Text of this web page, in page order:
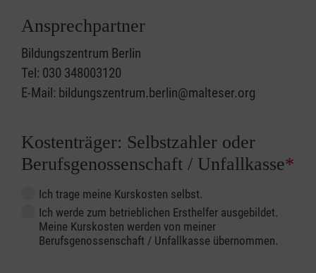
Ansprechpartner
Bildungszentrum Berlin
Tel: 030 348003120
E-Mail: bildungszentrum.berlin@malteser.org
Kostenträger: Selbstzahler oder
Berufsgenossenschaft / Unfallkasse*
Ich trage meine Kurskosten selbst.
Ich werde zum betrieblichen Ersthelfer ausgebildet.
Meine Kurskosten werden von meiner
Berufsgenossenschaft / Unfallkasse übernommen.